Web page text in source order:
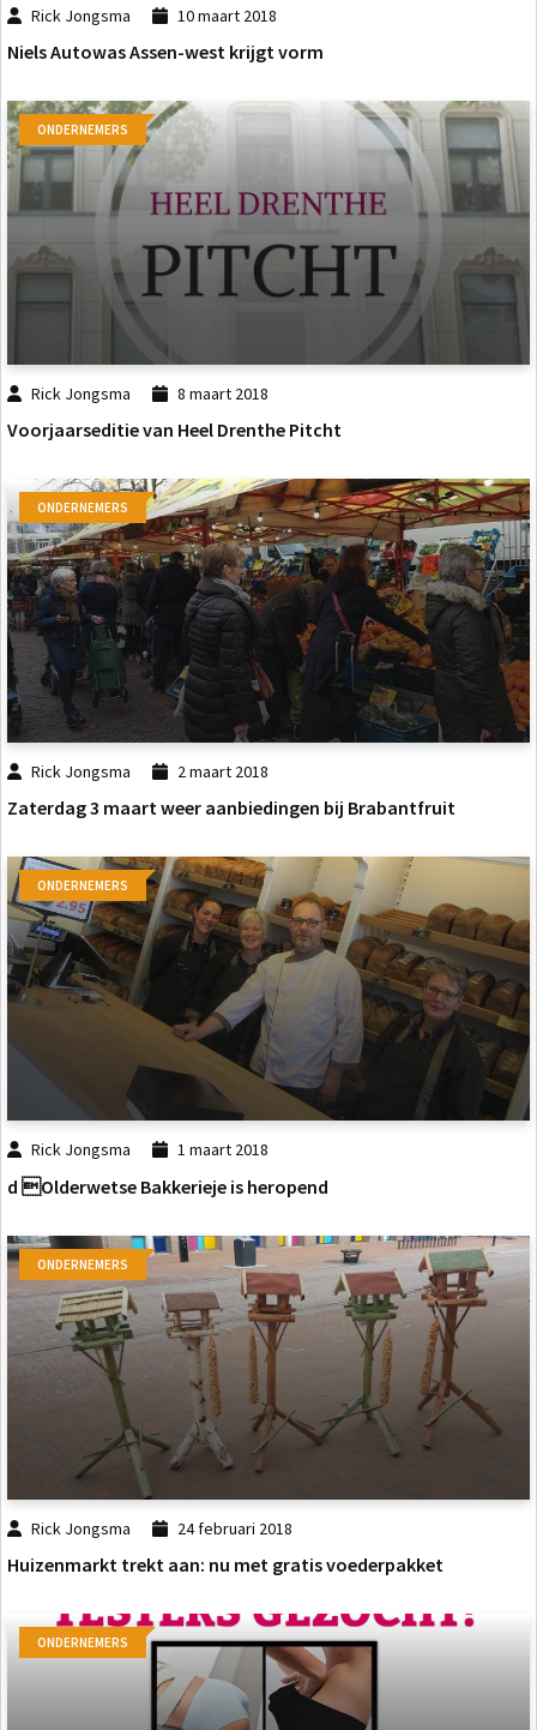
Rick Jongsma 10 maart 2018
Niels Autowas Assen-west krijgt vorm
ONDERNEMERS
Rick Jongsma 8 maart 2018
Voorjaarseditie van Heel Drenthe Pitcht
ONDERNEMERS
Rick Jongsma 2 maart 2018
Zaterdag 3 maart weer aanbiedingen bij Brabantfruit
ONDERNEMERS
Rick Jongsma 1 maart 2018
d Olderwetse Bakkerieje is heropend
ONDERNEMERS
Rick Jongsma 24 februari 2018
Huizenmarkt trekt aan: nu met gratis voederpakket
ONDERNEMERS